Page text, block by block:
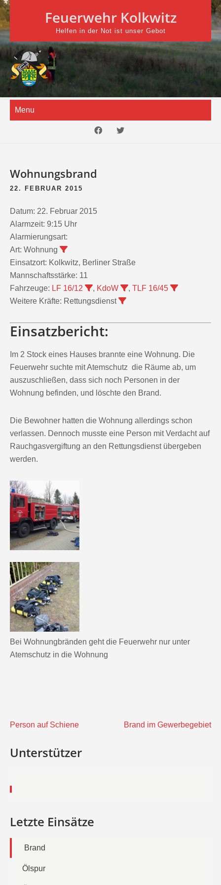
Skip
to
content
Feuerwehr Kolkwitz
Helfen in der Not ist unser Gebot
Menu
Wohnungsbrand
22. FEBRUAR 2015
Datum: 22. Februar 2015
Alarmzeit: 9:15 Uhr
Alarmierungsart:
Art: Wohnung
Einsatzort: Kolkwitz, Berliner Straße
Mannschaftsstärke: 11
Fahrzeuge: LF 16/12 , KdoW , TLF 16/45
Weitere Kräfte: Rettungsdienst
Einsatzbericht:
Im 2 Stock eines Hauses brannte eine Wohnung. Die
Feuerwehr suchte mit Atemschutz die Räume ab, um
auszuschließen, dass sich noch Personen in der
Wohnung befinden, und löschte den Brand.
Die Bewohner hatten die Wohnung allerdings schon
verlassen. Dennoch musste eine Person mit Verdacht auf
Rauchgasvergiftung an den Rettungsdienst übergeben
werden.
Bei Wohnungbränden geht die Feuerwehr nur unter
Atemschutz in die Wohnung
Beitragsnavigation
Person auf Schiene Brand im Gewerbegebiet
Unterstützer
Letzte Einsätze
Brand
Ölspur